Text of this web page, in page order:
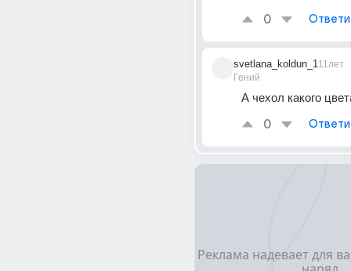
0
svetlana_koldun_1
Гений
11лет
А чехол какого
0